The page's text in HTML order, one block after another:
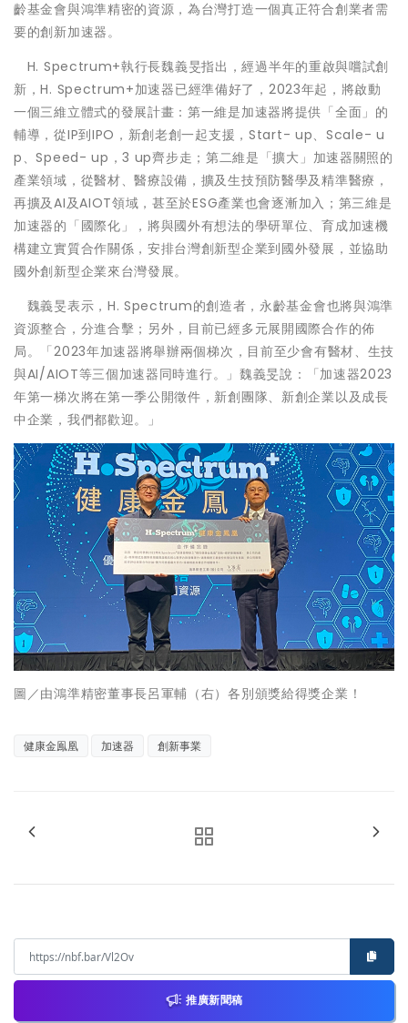
齡基金會與鴻準精密的資源，為台灣打造一個真正符合創業者需
要的創新加速器。
H. Spectrum+執行長魏義旻指出，經過半年的重啟與嚐試創
新，H. Spectrum+加速器已經準備好了，2023年起，將啟動
一個三維立體式的發展計畫：第一維是加速器將提供「全面」的
輔導，從IP到IPO，新創老創一起支援，Start- up、Scale- u
p、Speed- up，3 up齊步走；第二維是「擴大」加速器關照的
產業領域，從醫材、醫療設備，擴及生技預防醫學及精準醫療，
再擴及AI及AIOT領域，甚至於ESG產業也會逐漸加入；第三維是
加速器的「國際化」，將與國外有想法的學研單位、育成加速機
構建立實質合作關係，安排台灣創新型企業到國外發展，並協助
國外創新型企業來台灣發展。
魏義旻表示，H. Spectrum的創造者，永齡基金會也將與鴻準
資源整合，分進合擊；另外，目前已經多元展開國際合作的佈
局。「2023年加速器將舉辦兩個梯次，目前至少會有醫材、生技
與AI/AIOT等三個加速器同時進行。」魏義旻說：「加速器2023
年第一梯次將在第一季公開徵件，新創團隊、新創企業以及成長
中企業，我們都歡迎。」
圖／由鴻準精密董事長呂軍輔（右）各別頒獎給得獎企業！
健康金鳯凰 加速器 創新事業
推廣新聞稿